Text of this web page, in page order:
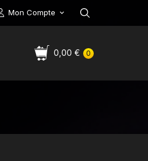
Mon Compte
0
0,00 €